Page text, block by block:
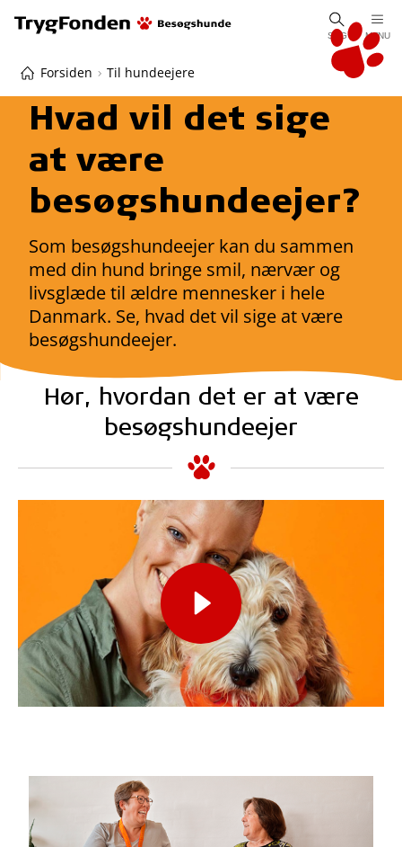
MENU
SØG
Forsiden Til hundeejere
Hvad vil det sige
at være
besøgshundeejer?
Som besøgshundeejer kan du sammen
med din hund bringe smil, nærvær og
livsglæde til ældre mennesker i hele
Danmark. Se, hvad det vil sige at være
besøgshundeejer.
Hør, hvordan det er at være
besøgshundeejer